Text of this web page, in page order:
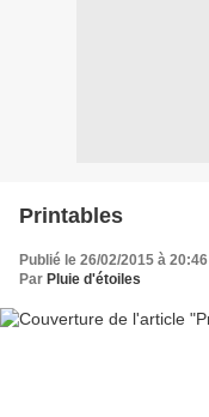
Printables
Publié le 26/02/2015 à 20:46
Par Pluie d'étoiles